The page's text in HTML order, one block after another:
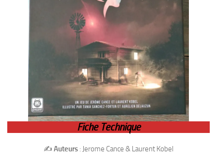
Fiche Technique
✍️ Auteurs : Jerome Cance & Laurent Kobel